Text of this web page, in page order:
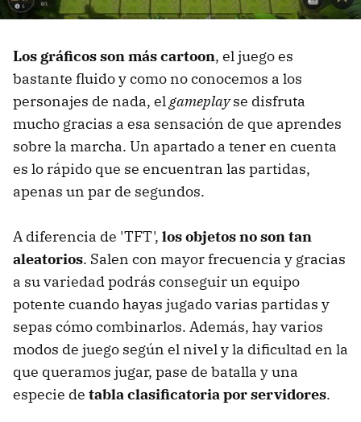
Los gráficos son más cartoon, el juego es
bastante fluido y como no conocemos a los
personajes de nada, elgameplayse disfruta
mucho gracias a esa sensación de que aprendes
sobre la marcha. Un apartado a tener en cuenta
es lo rápido que se encuentran las partidas,
apenas un par de segundos.
A diferencia de 'TFT', los objetos no son tan
aleatorios. Salen con mayor frecuencia y gracias
a su variedad podrás conseguir un equipo
potente cuando hayas jugado varias partidas y
sepas cómo combinarlos. Además, hay varios
modos de juego según el nivel y la dificultad en la
que queramos jugar, pase de batalla y una
especie de tabla clasificatoria por servidores.